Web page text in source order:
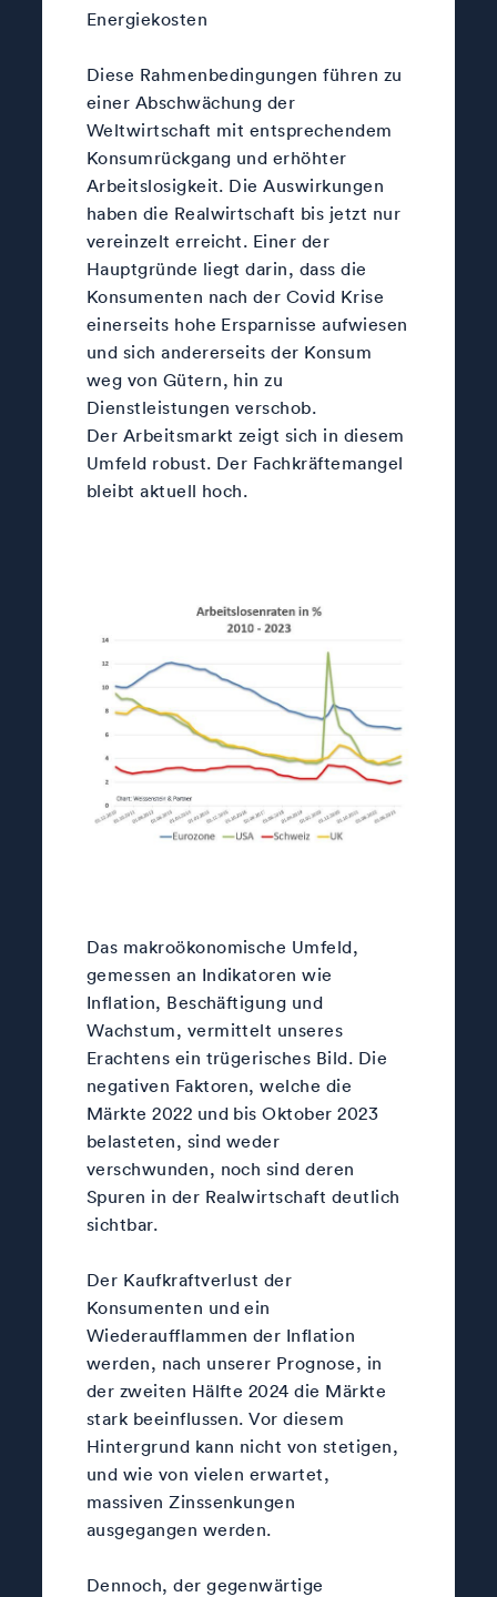
Energiekosten
Diese Rahmenbedingungen führen zu
einer Abschwächung der
Weltwirtschaft mit entsprechendem
Konsumrückgang und erhöhter
Arbeitslosigkeit. Die Auswirkungen
haben die Realwirtschaft bis jetzt nur
vereinzelt erreicht. Einer der
Hauptgründe liegt darin, dass die
Konsumenten nach der Covid Krise
einerseits hohe Ersparnisse aufwiesen
und sich andererseits der Konsum
weg von Gütern, hin zu
Dienstleistungen verschob.
Der Arbeitsmarkt zeigt sich in diesem
Umfeld robust. Der Fachkräftemangel
bleibt aktuell hoch.
Das makroökonomische Umfeld,
gemessen an Indikatoren wie
Inflation, Beschäftigung und
Wachstum, vermittelt unseres
Erachtens ein trügerisches Bild. Die
negativen Faktoren, welche die
Märkte 2022 und bis Oktober 2023
belasteten, sind weder
verschwunden, noch sind deren
Spuren in der Realwirtschaft deutlich
sichtbar.
Der Kaufkraftverlust der
Konsumenten und ein
Wiederaufflammen der Inflation
werden, nach unserer Prognose, in
der zweiten Hälfte 2024 die Märkte
stark beeinflussen. Vor diesem
Hintergrund kann nicht von stetigen,
und wie von vielen erwartet,
massiven Zinssenkungen
ausgegangen werden.
Dennoch, der gegenwärtige